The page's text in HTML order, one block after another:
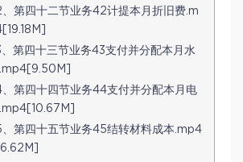
第四十二节业务42计提本月折旧费.m
第四十三节业务43支付并分配本月水
第四十四节业务44支付并分配本月电
第四十五节业务45结转材料成本.mp4